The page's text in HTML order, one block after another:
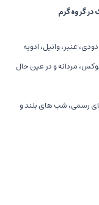
گروه گرم
عنبر، وانیل، ادویه
مردانه و در عین حال
رسمی، شب های بلند و